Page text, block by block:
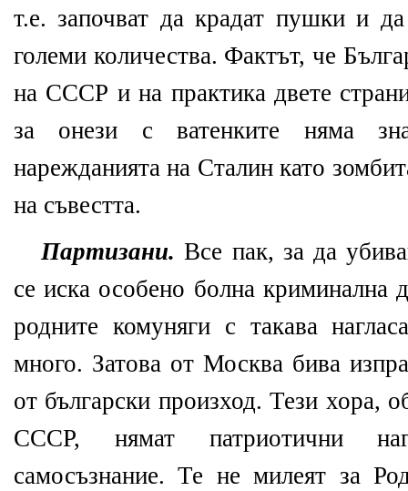
т.е. започват да крадат пушки и
големи количества. Фактът, че
на СССР и на практика двете
за онези с ватенките няма
нарежданията на Сталин като
на съвестта.
Партизани. Все пак, за да
се иска особено болна криминална
родните комуняги с такава
много. Затова от Москва бива
от български произход. Тези хора,
СССР, нямат патриотични
самосъзнание. Те не милеят за